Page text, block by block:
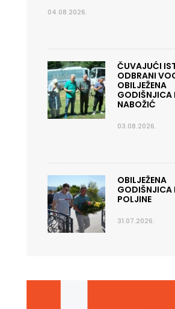
04.08.2026.
ČUVAJUĆI
ODBRANI
OBILJEŽENA
GODIŠNJICA
NABOŽIĆ
03.08.2026.
OBILJEŽENA
GODIŠNJICA
POLJINE
31.07.2026.